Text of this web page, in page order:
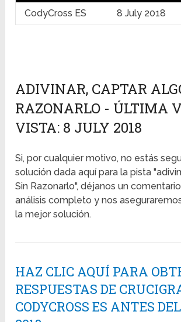
CodyCross ES 8 July 2018
ADIVINAR, CAPTAR
RAZONARLO - ÚLTIMA
VISTA: 8 JULY 2018
Si, por cualquier motivo, no estás
solución dada aquí para la pista
Sin Razonarlo", déjanos un
análisis completo y nos
la mejor solución.
HAZ CLIC AQUÍ PARA
RESPUESTAS DE
CODYCROSS ES ANTES